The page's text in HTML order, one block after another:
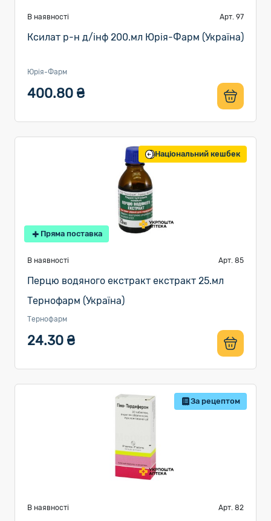
В наявності Арт. 97
Ксилат р-н д/інф 200.мл Юрія-Фарм (Україна)
Юрія-Фарм
400.80 ₴
Національний кешбек
Пряма поставка
В наявності Арт. 85
Перцю водяного екстракт екстракт 25.мл
Тернофарм (Україна)
Тернофарм
24.30 ₴
За рецептом
В наявності Арт. 82